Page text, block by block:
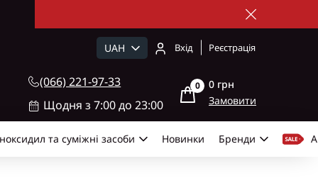
UAH Вхід Реєстрація
(066) 221-97-33
Щодня з 7:00 до 23:00
0
0 грн
Замовити
та суміжні засоби Новинки Бренди